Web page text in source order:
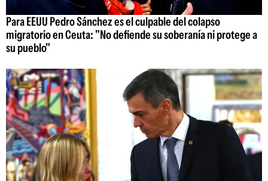
Para EEUU Pedro Sánchez es el culpable del colapso
migratorio en Ceuta: "No defiende su soberanía ni protege a
su pueblo"